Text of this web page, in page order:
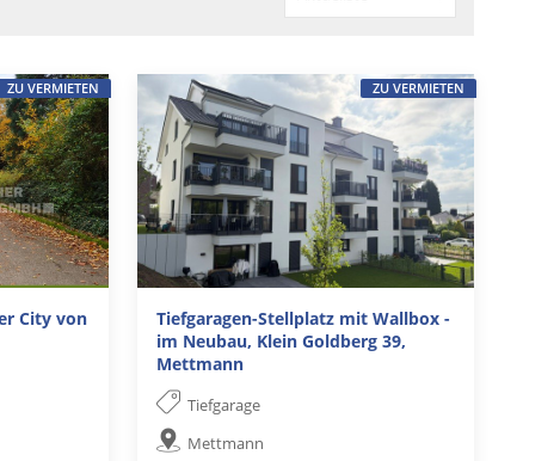
City von
ZU VERMIETEN
Tiefgaragen-Stellplatz mit Wallbox -
im Neubau, Klein Goldberg 39,
Mettmann
Tiefgarage
Mettmann
ZU VERMIETEN